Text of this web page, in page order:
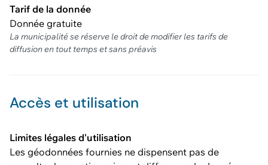
Tarif de la donnée
Donnée gratuite
La municipalité se réserve le droit de modifier les tarifs de
diffusion en tout temps et sans préavis
Accès et utilisation
Limites légales d'utilisation
Les géodonnées fournies ne dispensent pas de